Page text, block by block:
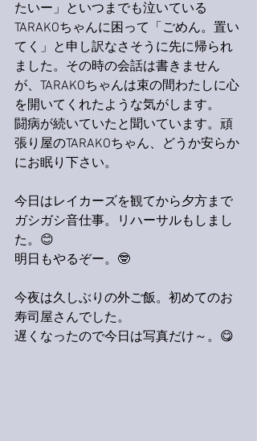
たいー」といつまでも泣いている
TARAKOちゃんに困って「ごめん。置い
てく」と申し訳なさそうに先に帰られ
ました。その時の会話は書きません
が、TARAKOちゃんは束の間わたしに心
を開いてくれたような気がします。
闘病が続いていたと聞いています。頑
張り屋のTARAKOちゃん、どうか安らか
にお眠り下さい。
今日はレイカーズを観てから夕方まで
ガシガシ音仕事。リハーサルもしまし
た。😊
明日もやるぞー。🤓
今夜は久しぶりの外ご飯。初めてのお
寿司屋さんでした。
遅くなったので今日は写真だけ～。😋